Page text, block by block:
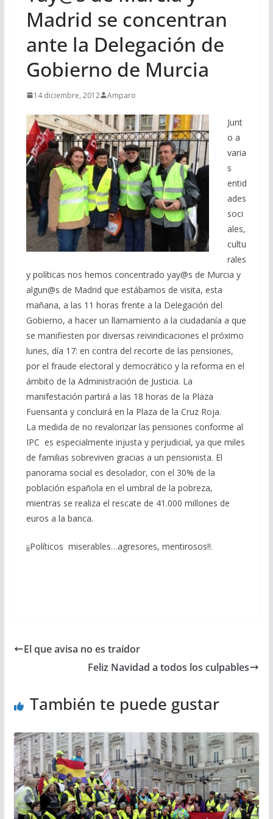
Madrid se concentran
ante la Delegación de
Gobierno de Murcia
14 diciembre, 2012 Amparo
Junt
o a
varia
s
entid
ades
soci
ales,
cultu
rales
y políticas nos hemos concentrado yay@s de Murcia y
algun@s de Madrid que estábamos de visita, esta
mañana, a las 11 horas frente a la Delegación del
Gobierno, a hacer un llamamiento a la ciudadanía a que
se manifiesten por diversas reivindicaciones el próximo
lunes, día 17: en contra del recorte de las pensiones,
por el fraude electoral y democrático y la reforma en el
ámbito de la Administración de Justicia. La
manifestación partirá a las 18 horas de la Plaza
Fuensanta y concluirá en la Plaza de la Cruz Roja.
La medida de no revalorizar las pensiones conforme al
IPC es especialmente injusta y perjudicial, ya que miles
de familias sobreviven gracias a un pensionista. El
panorama social es desolador, con el 30% de la
población española en el umbral de la pobreza,
mientras se realiza el rescate de 41.000 millones de
euros a la banca.
¡¡Políticos miserables…agresores, mentirosos!!.
El que avisa no es traidor
Feliz Navidad a todos los culpables
También te puede gustar